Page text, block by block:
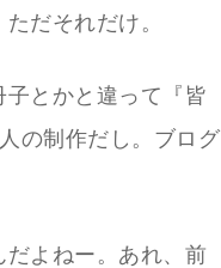
だそれだけ。
とかと違って『皆
の制作だし。ブログ
よねー。あれ、前